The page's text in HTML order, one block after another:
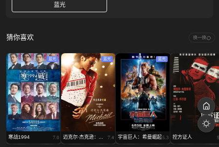
蓝光
猜你喜欢 换一换
蓝光
寒战1994 7.0
蓝光
迈克尔·杰克逊：... 7.4
蓝光
宇宙巨人：希曼崛起5.3 控方证人